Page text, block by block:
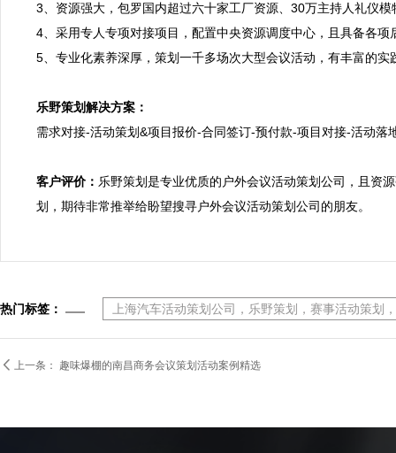
3、资源强大，包罗国内超过六十家工厂资源、30万主持人礼仪
4、采用专人专项对接项目，配置中央资源调度中心，且具备各
5、专业化素养深厚，策划一千多场次大型会议活动，有丰富的
乐野策划解决方案：
需求对接-活动策划&项目报价-合同签订-预付款-项目对接-活动落
客户评价： 乐野策划是专业优质的户外会议活动策划公司，且资
划，期待非常推举给盼望搜寻户外会议活动策划公司的朋友。
热门标签： 上海汽车活动策划公司，乐野策划，赛事活动策划
 上一条： 趣味爆棚的南昌商务会议策划活动案例精选